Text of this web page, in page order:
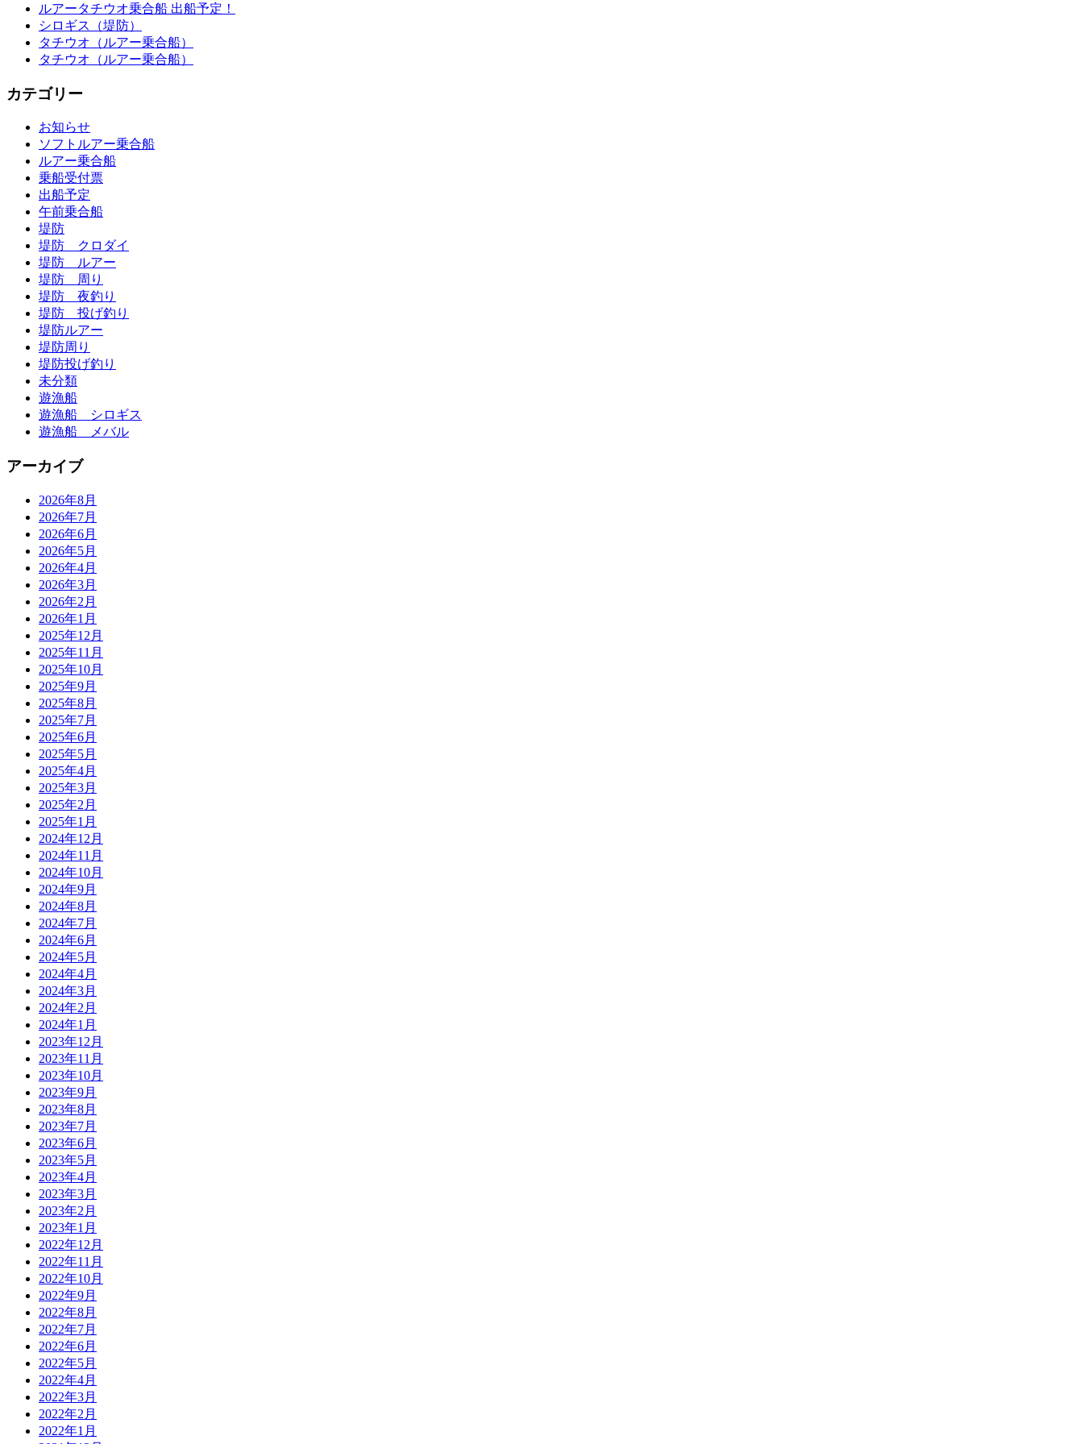
ルアータチウオ乗合船 出船予定！
シロギス（堤防）
タチウオ（ルアー乗合船）
タチウオ（ルアー乗合船）
カテゴリー
お知らせ
ソフトルアー乗合船
ルアー乗合船
乗船受付票
出船予定
午前乗合船
堤防
堤防 クロダイ
堤防 ルアー
堤防 周り
堤防 夜釣り
堤防 投げ釣り
堤防ルアー
堤防周り
堤防投げ釣り
未分類
遊漁船
遊漁船 シロギス
遊漁船 メバル
アーカイブ
2026年8月
2026年7月
2026年6月
2026年5月
2026年4月
2026年3月
2026年2月
2026年1月
2025年12月
2025年11月
2025年10月
2025年9月
2025年8月
2025年7月
2025年6月
2025年5月
2025年4月
2025年3月
2025年2月
2025年1月
2024年12月
2024年11月
2024年10月
2024年9月
2024年8月
2024年7月
2024年6月
2024年5月
2024年4月
2024年3月
2024年2月
2024年1月
2023年12月
2023年11月
2023年10月
2023年9月
2023年8月
2023年7月
2023年6月
2023年5月
2023年4月
2023年3月
2023年2月
2023年1月
2022年12月
2022年11月
2022年10月
2022年9月
2022年8月
2022年7月
2022年6月
2022年5月
2022年4月
2022年3月
2022年2月
2022年1月